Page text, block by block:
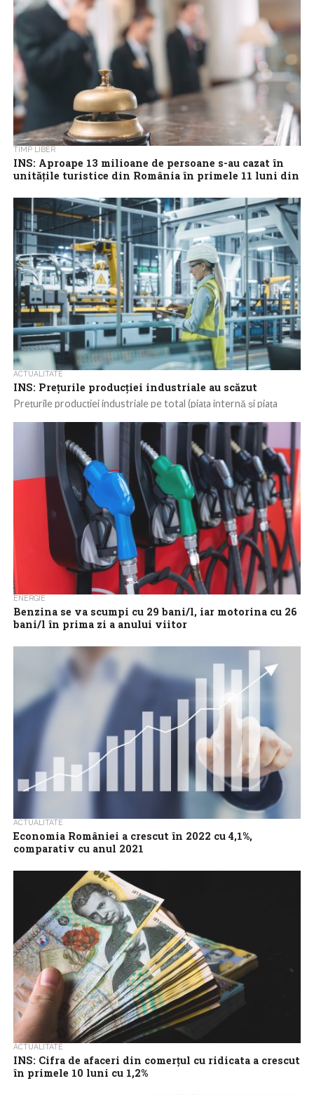
TIMP LIBER
INS: Aproape 13 milioane de persoane s-au cazat în
unităţile turistice din România în primele 11 luni din
Peste 12,74 milioane de persoane s-au cazat în structurile de
primire turistică din România (inclusiv apartamente şi camere de
închiriat) în primele...
ACTUALITATE
INS: Preţurile producţiei industriale au scăzut
Preţurile producţiei industriale pe total (piaţa internă şi piaţa
luna similară a...
ENERGIE
Benzina se va scumpi cu 29 bani/l, iar motorina cu 26
bani/l în prima zi a anului viitor
prima zi a anului viitor, în urma deciziei Guvernului...
ACTUALITATE
Economia României a crescut în 2022 cu 4,1%,
comparativ cu anul 2021
semidefinitive – a fost de 1.401,345 miliarde de lei preţuri
curente, în creştere,...
ACTUALITATE
INS: Cifra de afaceri din comerţul cu ridicata a crescut
în primele 10 luni cu 1,2%